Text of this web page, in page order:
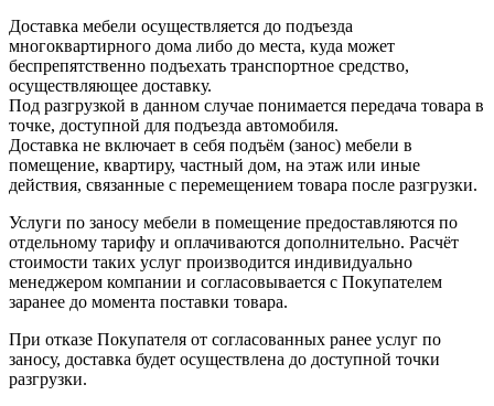
Доставка мебели осуществляется до подъезда
многоквартирного дома либо до места, куда может
беспрепятственно подъехать транспортное средство,
осуществляющее доставку.
Под разгрузкой в данном случае понимается передача товара в
точке, доступной для подъезда автомобиля.
Доставка не включает в себя подъём (занос) мебели в
помещение, квартиру, частный дом, на этаж или иные
действия, связанные с перемещением товара после разгрузки.
Услуги по заносу мебели в помещение предоставляются по
отдельному тарифу и оплачиваются дополнительно. Расчёт
стоимости таких услуг производится индивидуально
менеджером компании и согласовывается с Покупателем
заранее до момента поставки товара.
При отказе Покупателя от согласованных ранее услуг по
заносу, доставка будет осуществлена до доступной точки
разгрузки.